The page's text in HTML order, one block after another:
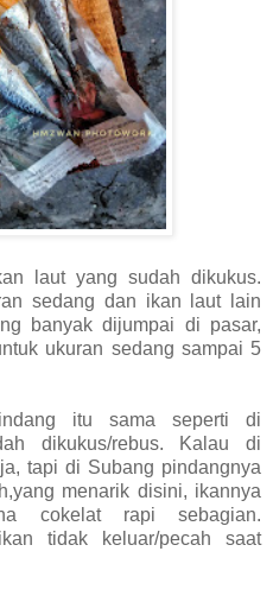
laut yang sudah dikukus.
sedang dan ikan laut lain
banyak dijumpai di pasar,
ukuran sedang sampai 5
itu sama seperti di
dikukus/rebus. Kalau di
tapi di Subang pindangnya
menarik disini, ikannya
cokelat rapi sebagian.
tidak keluar/pecah saat